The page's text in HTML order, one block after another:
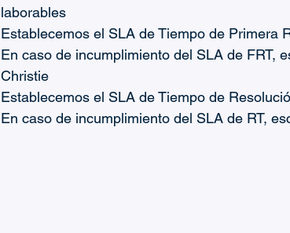
laborables
Establecemos el SLA de Tiempo de Primera
En caso de incumplimiento del SLA de FRT,
Christie
Establecemos el SLA de Tiempo de
En caso de incumplimiento del SLA de RT,